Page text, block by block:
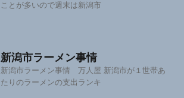
ことが多いので週末は新潟市
新潟市ラーメン事情
新潟市ラーメン事情 万人屋 新潟市が１世帯あ
たりのラーメンの支出ランキ